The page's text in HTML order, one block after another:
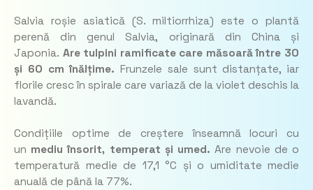
Salvia roșie asiatică (S. miltiorrhiza) este o plantă
perenă din genulSalvia, originară din China și
Japonia. Are tulpini ramificate care măsoară între 30
și 60 cm înălțime. Frunzele sale sunt distanțate, iar
florile cresc în spirale care variază de la violet deschis la
lavandă.
Condițiile optime de creștere înseamnă locuri cu
un mediu însorit, temperat și umed. Are nevoie de o
temperatură medie de 17,1 °C și o umiditate medie
anuală de până la 77%.